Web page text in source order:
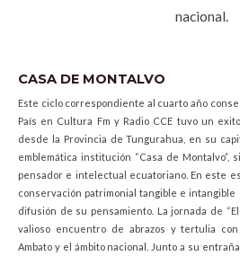
nacional.
CASA DE MONTALVO
Este ciclo correspondiente al cuarto año
País en Cultura Fm y Radio CCE tuvo un
desde la Provincia de Tungurahua, en su
emblemática institución “Casa de Montalvo”,
pensador e intelectual ecuatoriano. En este
conservación patrimonial tangible e intangible
difusión de su pensamiento. La jornada de
valioso encuentro de abrazos y tertulia
Ambato y el ámbito nacional. Junto a su